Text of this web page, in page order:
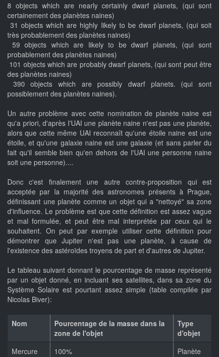
8 objects which are nearly certainly dwarf planets, (qui sont
certainement des planètes naines)
31 objects which are highly likely to be dwarf planets, (qui soit
très probablement des planètes naines)
59 objects which are likely to be dwarf planets, (qui sont
probablement des planètes naines)
101 objects which are probably dwarf planets, (qui sont peut être
des planètes naines)
390 objects which are possibly dwarf planets. (qui sont
possiblement des planètes naines).
Un autre problème avec cette nomination de planète naine est
qu'a priori, d'après l'UAI une planète naine n'est pas une planète,
alors que cette même UAI reconnaît qu'une étoile naine est une
étoile, et qu'une galaxie naine est une galaxie (et sans parler du
fait qu'il semble bien qu'en dehors de l'UAI une personne naine
soit une personne)....
Donc c'est finalement une autre contre-proposition qui est
acceptée par la majorité des astronomes présents à Prague,
définissant une planète comme un objet qui a "nettoyé" sa zone
d'influence. Le problème est que cette définition est assez vague
et mal formulée, et peut être mal interprétée par ceux qui le
souhaitent. On peut par exemple utiliser cette définition pour
démontrer que Jupiter n'est pas une planète, à cause de
l'existence des astéroïdes troyens de part et d'autres de Jupiter.
Le tableau suivant donnant le pourcentage de masse représenté
par un objet donné, en incluant ses satellites, dans sa zone du
Système Solaire est pourtant assez simple (table compilée par
Nicolas Biver):
Nom
Pourcentage de la masse dans la
zone de l'objet
Type
d'objet
Mercure
100%
Planète